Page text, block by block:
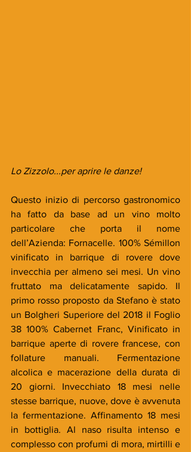
Lo Zizzolo...per aprire le danze!
Questo inizio di percorso gastronomico
ha fatto da base ad un vino molto
particolare che porta il nome
dell’Azienda: Fornacelle. 100% Sémillon
vinificato in barrique di rovere dove
invecchia per almeno sei mesi. Un vino
fruttato ma delicatamente sapido. Il
primo rosso proposto da Stefano è stato
un Bolgheri Superiore del 2018 il Foglio
38 100% Cabernet Franc, Vinificato in
barrique aperte di rovere francese, con
follature manuali. Fermentazione
alcolica e macerazione della durata di
20 giorni. Invecchiato 18 mesi nelle
stesse barrique, nuove, dove è avvenuta
la fermentazione. Affinamento 18 mesi
in bottiglia. Al naso risulta intenso e
complesso con profumi di mora, mirtilli e